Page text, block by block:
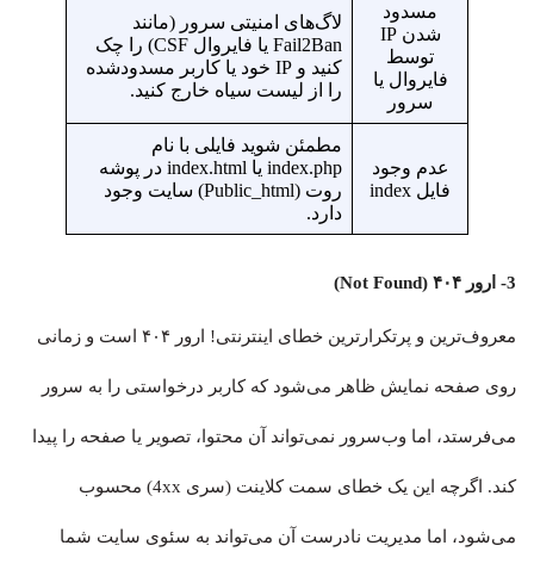
مسدود
شدن IP
توسط
فایروال یا
سرور
لاگ‌های امنیتی سرور (مانند
Fail2Ban یا فایروال CSF) را چک
کنید و IP خود یا کاربر مسدودشده
را از لیست سیاه خارج کنید.
عدم وجود
فایل index
مطمئن شوید فایلی با نام
index.php یا index.html در پوشه
روت (Public_html) سایت وجود
دارد.
3- ارور ۴۰۴ (Not Found)
معروف‌ترین و پرتکرارترین خطای اینترنتی! ارور ۴۰۴ است و زمانی
روی صفحه نمایش ظاهر می‌شود که کاربر درخواستی را به سرور
می‌فرستد، اما وب‌سرور نمی‌تواند آن محتوا، تصویر یا صفحه را پیدا
کند. اگرچه این یک خطای سمت کلاینت (سری 4xx) محسوب
می‌شود، اما مدیریت نادرست آن می‌تواند به سئوی سایت شما